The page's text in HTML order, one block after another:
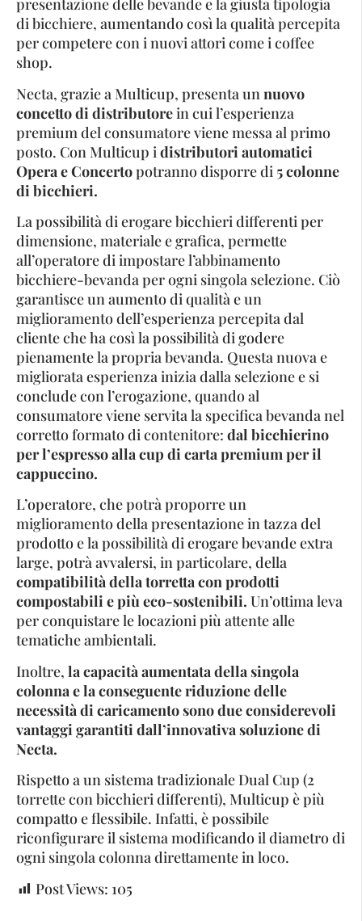
presentazione delle bevande e la giusta tipologia
di bicchiere, aumentando così la qualità percepita
per competere con i nuovi attori come i coffee
shop.
Necta, grazie a Multicup, presenta un nuovo
concetto di distributorein cui l’esperienza
premium del consumatore viene messa al primo
posto. Con Multicup i distributori automatici
Opera e Concertopotranno disporre di 5 colonne
di bicchieri.
La possibilità di erogare bicchieri differenti per
dimensione, materiale e grafica, permette
all’operatore di impostare l’abbinamento
bicchiere-bevanda per ogni singola selezione. Ciò
garantisce un aumento di qualità e un
miglioramento dell’esperienza percepita dal
cliente che ha così la possibilità di godere
pienamente la propria bevanda. Questa nuova e
migliorata esperienza inizia dalla selezione e si
conclude con l’erogazione, quando al
consumatore viene servita la specifica bevanda nel
corretto formato di contenitore: dal bicchierino
per l’espresso alla cup di carta premium per il
cappuccino.
L’operatore, che potrà proporre un
miglioramento della presentazione in tazza del
prodotto e la possibilità di erogare bevande extra
large, potrà avvalersi, in particolare, della
compatibilità della torretta con prodotti
compostabili e più eco-sostenibili. Un’ottima leva
per conquistare le locazioni più attente alle
tematiche ambientali.
Inoltre, la capacità aumentata della singola
colonna e la conseguente riduzione delle
necessità di caricamento sono due considerevoli
vantaggi garantiti dall’innovativa soluzione di
Necta.
Rispetto a un sistema tradizionale Dual Cup (2
torrette con bicchieri differenti), Multicup è più
compatto e flessibile. Infatti, è possibile
riconfigurare il sistema modificando il diametro di
ogni singola colonna direttamente in loco.
Post Views: 105